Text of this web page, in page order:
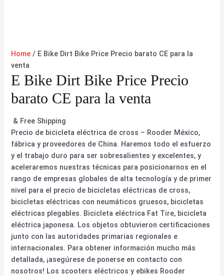
Home / E Bike Dirt Bike Price Precio barato CE para la
venta
E Bike Dirt Bike Price Precio
barato CE para la venta
& Free Shipping
Precio de bicicleta eléctrica de cross – Rooder México,
fábrica y proveedores de China. Haremos todo el esfuerzo
y el trabajo duro para ser sobresalientes y excelentes, y
aceleraremos nuestras técnicas para posicionarnos en el
rango de empresas globales de alta tecnología y de primer
nivel para el precio de bicicletas eléctricas de cross,
bicicletas eléctricas con neumáticos gruesos, bicicletas
eléctricas plegables. Bicicleta eléctrica Fat Tire, bicicleta
eléctrica japonesa. Los objetos obtuvieron certificaciones
junto con las autoridades primarias regionales e
internacionales. Para obtener información mucho más
detallada, ¡asegúrese de ponerse en contacto con
nosotros! Los scooters eléctricos y ebikes Rooder